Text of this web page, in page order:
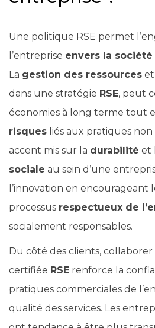
Une politique RSE permet
l’entreprise envers la société
La gestion des ressources et
dans une stratégie RSE, peut
économies à long terme tout
risques liés aux pratiques
accent mis sur la durabilité et
sociale au sein d’une
l’innovation en
processus respectueux de
socialement responsables.
Du côté des clients,
certifiée RSE renforce la
pratiques commerciales de
qualité des services. Les